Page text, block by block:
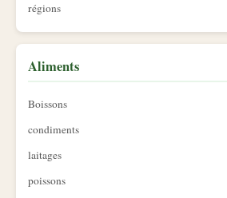
régions
Aliments
Boissons
condiments
laitages
poissons